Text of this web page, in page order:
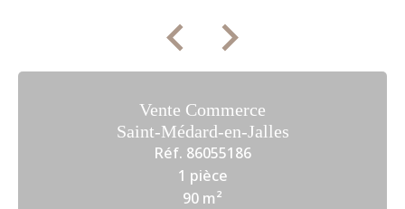
Vente Commerce
Saint-Médard-en-Jalles
Réf. 86055186
1 pièce
90 m²